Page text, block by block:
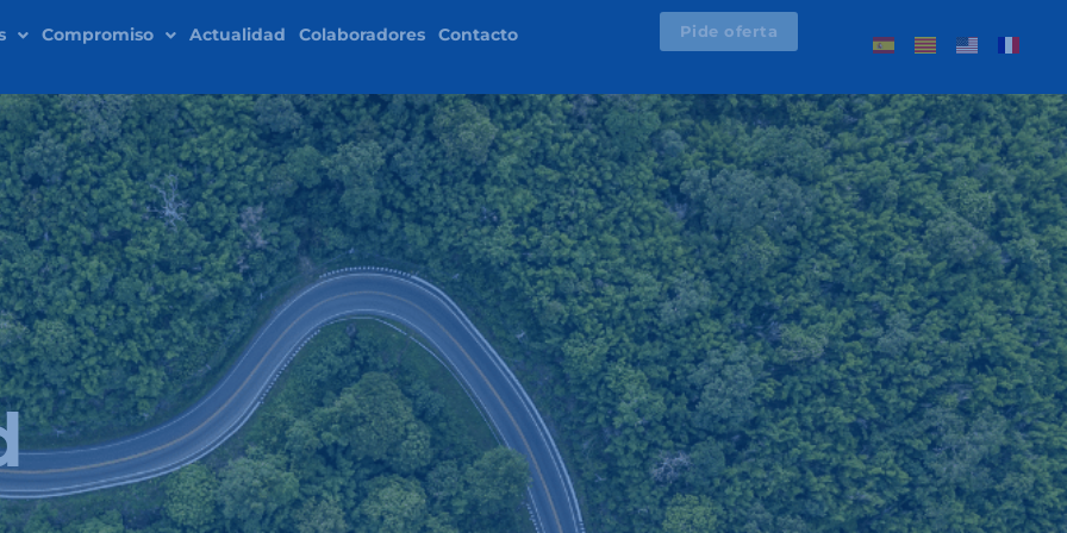
Compromiso Actualidad Colaboradores Contacto Pide oferta